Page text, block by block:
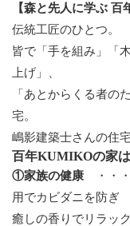
【森と先人に学ぶ 百
伝統工匠のひとつ。
皆で「手を組み」「
上げ」、
「あとからくる者の
宅。
嶋影建築士さんの住
百年KUMIKOの家
①家族の健康 ・・・
用でカビダニを防ぎ
癒しの香りでリラッ